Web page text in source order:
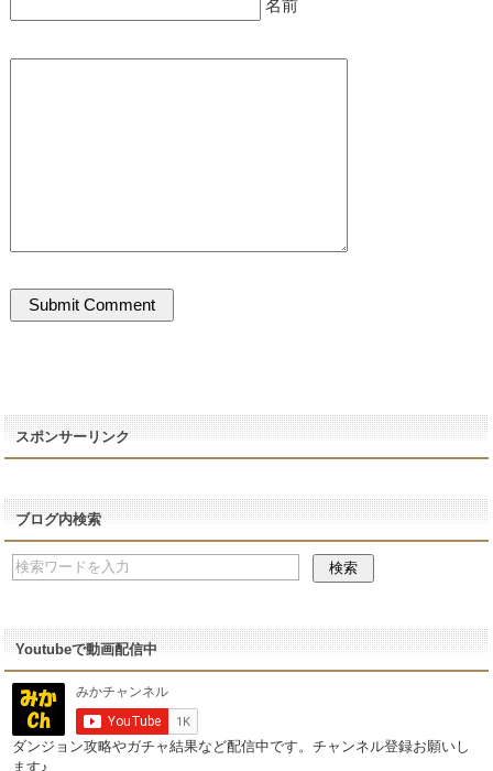
名前
スポンサーリンク
ブログ内検索
Youtubeで動画配信中
ダンジョン攻略やガチャ結果など配信中です。チャンネル登録お願いし
ます♪